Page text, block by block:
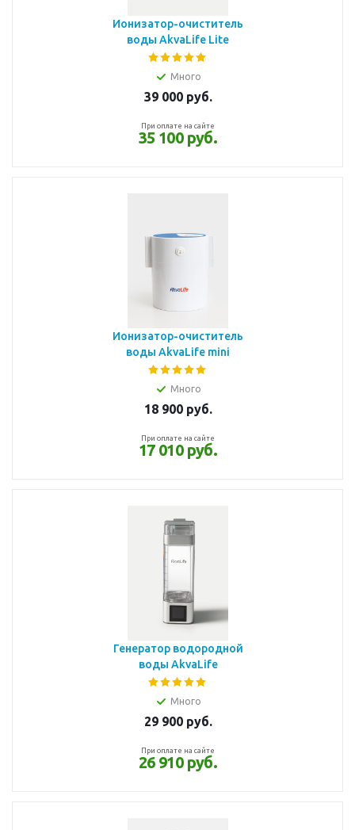
Ионизатор-очиститель
воды AkvaLife Lite
Много
39 000руб.
При оплате на сайте
35 100 руб.
Ионизатор-очиститель
воды AkvaLife mini
Много
18 900руб.
При оплате на сайте
17 010 руб.
Генератор водородной
воды AkvaLife
Много
29 900руб.
При оплате на сайте
26 910 руб.